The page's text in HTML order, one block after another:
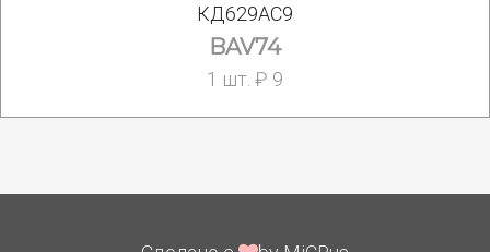
КД629АС9
BAV74
1 шт. ₽ 9